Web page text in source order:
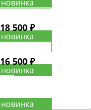
18 500 ₽
16 500 ₽